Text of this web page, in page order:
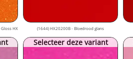
HX (1644) HX20200B - Bloedrood glans
Selecteer deze variant